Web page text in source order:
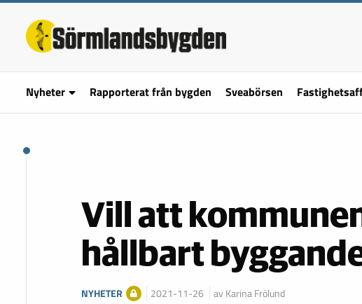
Nyheter Rapporterat från bygden Sveabörsen
Vill att
hållbart
NYHETER 2021-11-26 av Karina Frölund